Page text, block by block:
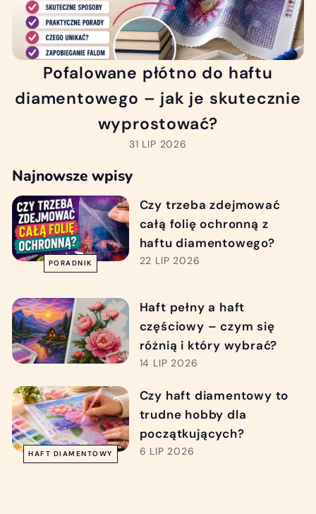
Pofalowane płótno do haftu
diamentowego – jak je skutecznie
wyprostować?
31 LIP 2026
Najnowsze wpisy
PORADNIK
Czy trzeba zdejmować
całą folię ochronną z
haftu diamentowego?
22 LIP 2026
Haft pełny a haft
częściowy – czym się
różnią i który wybrać?
14 LIP 2026
HAFT DIAMENTOWY
Czy haft diamentowy to
trudne hobby dla
początkujących?
6 LIP 2026